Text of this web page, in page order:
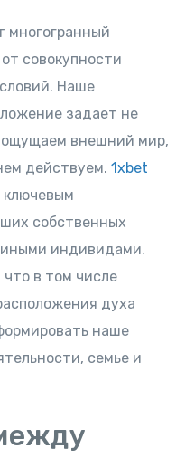
многогранный
совокупности
Наше
задает не
ощущаем внешний мир,
действуем. 1xbet
ключевым
собственных
иными индивидами.
в том числе
духа
наше
семье и